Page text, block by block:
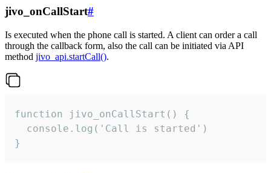
jivo_onCallStart#
Is executed when the phone call is started. A client can order a call
through the callback form, also the call can be initiated via API
method jivo_api.startCall().
function jivo_onCallStart() {
  console.log('Call is started')
}